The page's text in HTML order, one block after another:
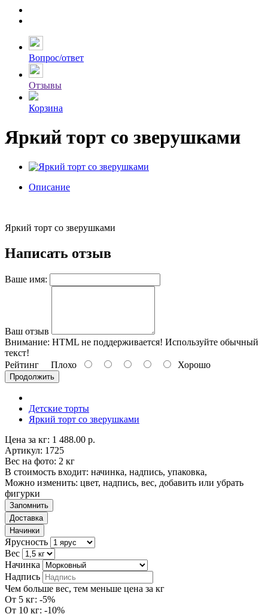
Вопрос/ответ
Отзывы
Корзина
Яркий торт со зверушками
Описание
Яркий торт со зверушками
Написать отзыв
Ваше имя:
Ваш отзыв
Внимание: HTML не поддерживается! Используйте обычный
текст!
Рейтинг Плохо Хорошо
Продолжить
Детские торты
Яркий торт со зверушками
Цена за кг: 1 488.00 р.
Артикул: 1725
Вес на фото: 2 кг
В стоимость входит: начинка, надпись, упаковка,
Можно изменить: цвет, надпись, вес, добавить или убрать
фигурки
Запомнить
Доставка
Начинки
Ярусность
Вес
Начинка
Надпись
Чем больше вес, тем меньше цена за кг
От 5 кг: -5%
От 10 кг: -10%